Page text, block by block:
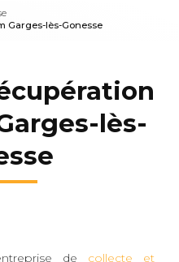
Garges-lès-Gonesse
lès-
de collecte et